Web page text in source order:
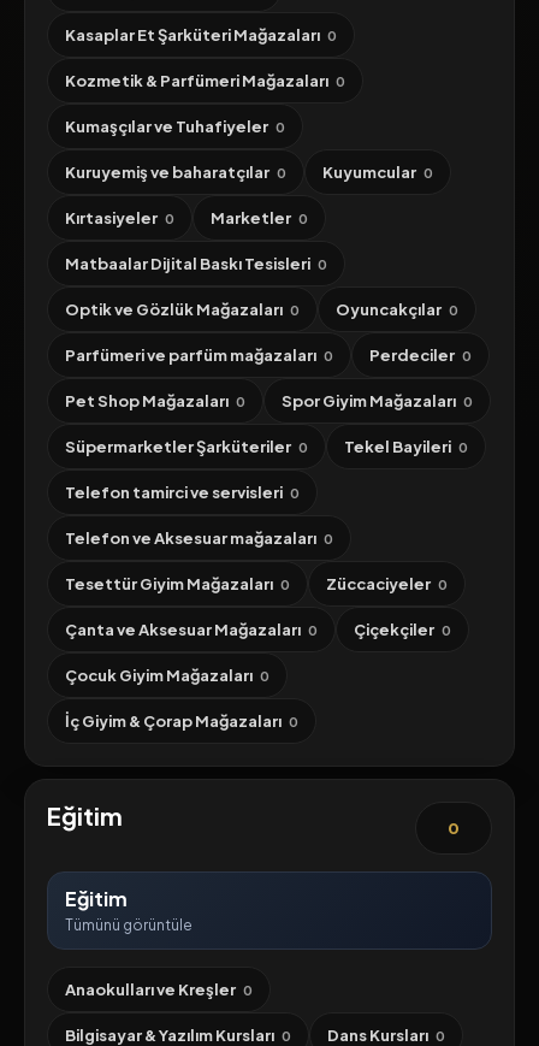
Kasaplar Et Şarküteri Mağazaları 0
Kozmetik & Parfümeri Mağazaları 0
Kumaşçılar ve Tuhafiyeler 0
Kuruyemiş ve baharatçılar 0 Kuyumcular 0
Kırtasiyeler 0 Marketler 0
Matbaalar Dijital Baskı Tesisleri 0
Optik ve Gözlük Mağazaları 0 Oyuncakçılar 0
Parfümeri ve parfüm mağazaları 0 Perdeciler 0
Pet Shop Mağazaları 0 Spor Giyim Mağazaları 0
Süpermarketler Şarküteriler 0 Tekel Bayileri 0
Telefon tamirci ve servisleri 0
Telefon ve Aksesuar mağazaları 0
Tesettür Giyim Mağazaları 0 Züccaciyeler 0
Çanta ve Aksesuar Mağazaları 0 Çiçekçiler 0
Çocuk Giyim Mağazaları 0
İç Giyim & Çorap Mağazaları 0
Eğitim 0
Eğitim
Tümünü görüntüle
Anaokulları ve Kreşler 0
Bilgisayar & Yazılım Kursları 0 Dans Kursları 0